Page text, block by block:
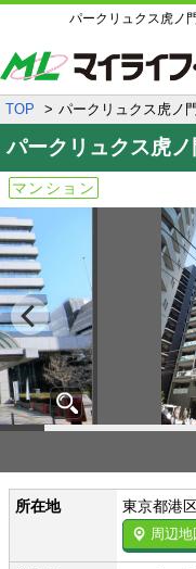
パークリュクス虎ノ
TOP パークリュクス虎ノ門
パークリュクス虎ノ
マンション
所在地 東京都港
周辺地